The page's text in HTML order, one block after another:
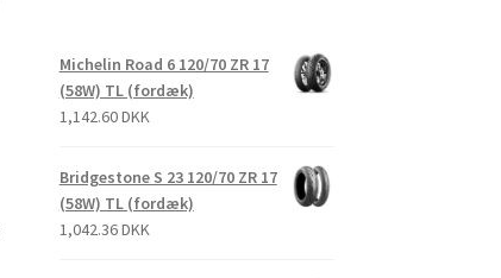
Michelin Road 6 120/70 ZR 17
(58W) TL (fordæk)
1,142.60 DKK
Bridgestone S 23 120/70 ZR 17
(58W) TL (fordæk)
1,042.36 DKK